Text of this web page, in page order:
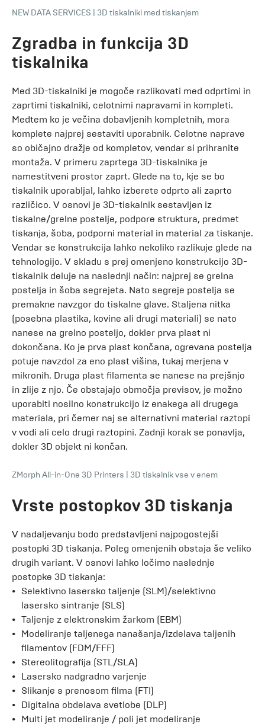
NEW DATA SERVICES 3D tiskalniki med tiskanjem
Zgradba in funkcija 3D
tiskalnika
Med 3D-tiskalniki je mogoče razlikovati med odprtimi in
zaprtimi tiskalniki, celotnimi napravami in kompleti.
Medtem ko je večina dobavljenih kompletnih, mora
komplete najprej sestaviti uporabnik. Celotne naprave
so običajno dražje od kompletov, vendar si prihranite
montaža. V primeru zaprtega 3D-tiskalnika je
namestitveni prostor zaprt. Glede na to, kje se bo
tiskalnik uporabljal, lahko izberete odprto ali zaprto
različico. V osnovi je 3D-tiskalnik sestavljen iz
tiskalne/grelne postelje, podpore struktura, predmet
tiskanja, šoba, podporni material in material za tiskanje.
Vendar se konstrukcija lahko nekoliko razlikuje glede na
tehnologijo. V skladu s prej omenjeno konstrukcijo 3D-
tiskalnik deluje na naslednji način: najprej se grelna
postelja in šoba segrejeta. Nato segreje postelja se
premakne navzgor do tiskalne glave. Staljena nitka
(posebna plastika, kovine ali drugi materiali) se nato
nanese na grelno posteljo, dokler prva plast ni
dokončana. Ko je prva plast končana, ogrevana postelja
potuje navzdol za eno plast višina, tukaj merjena v
mikronih. Druga plast filamenta se nanese na prejšnjo
in zlije z njo. Če obstajajo območja previsov, je možno
uporabiti nosilno konstrukcijo iz enakega ali drugega
materiala, pri čemer naj se alternativni material raztopi
v vodi ali celo drugi raztopini. Zadnji korak se ponavlja,
dokler 3D objekt ni končan.
ZMorph All-in-One 3D Printers 3D tiskalnik vse v enem
Vrste postopkov 3D tiskanja
V nadaljevanju bodo predstavljeni najpogostejši
postopki 3D tiskanja. Poleg omenjenih obstaja še veliko
drugih variant. V osnovi lahko ločimo naslednje
postopke 3D tiskanja:
Selektivno lasersko taljenje (SLM)/selektivno
lasersko sintranje (SLS)
Taljenje z elektronskim žarkom (EBM)
Modeliranje taljenega nanašanja/izdelava taljenih
filamentov (FDM/FFF)
Stereolitografija (STL/SLA)
Lasersko nadgradno varjenje
Slikanje s prenosom filma (FTI)
Digitalna obdelava svetlobe (DLP)
Multi jet modeliranje / poli jet modeliranje